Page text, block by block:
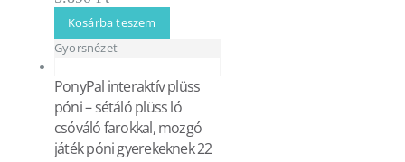
Kosárba teszem
Gyorsnézet
PonyPal interaktív plüss
póni – sétáló plüss ló
csóváló farokkal, mozgó
játék póni gyerekeknek 22